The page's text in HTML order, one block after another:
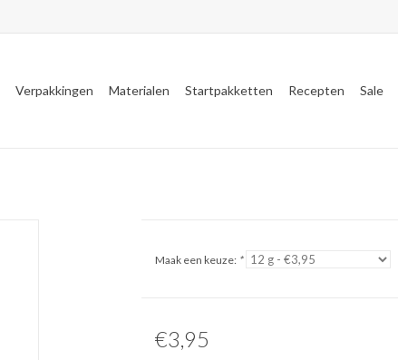
Verpakkingen Materialen Startpakketten Recepten Sale
Maak een keuze: *
€3,95